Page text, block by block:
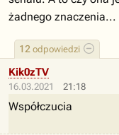
12 odpowiedzi
żadnego znaczenia...
16.03.2021 21:18
Kik0zTV
Współczucia